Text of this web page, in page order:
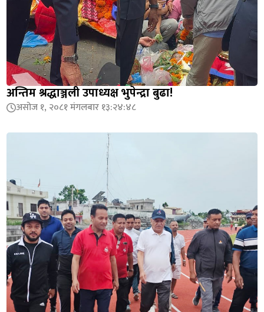
अन्तिम श्रद्धाञ्जली उपाध्यक्ष भुपेन्द्रा बुढा!
असोज १, २०८१ मंगलबार १३:२४:४८